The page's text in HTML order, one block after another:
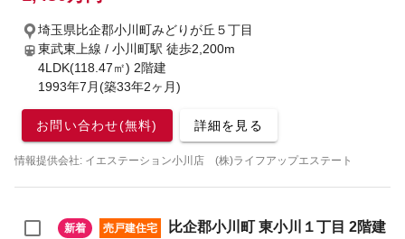
埼玉県比企郡小川町みどりが丘５丁目
東武東上線 / 小川町駅 徒歩2,200m
4LDK(118.47㎡) 2階建
1993年7月(築33年2ヶ月)
お問い合わせ(無料) 詳細を見る
情報提供会社: イエステーション小川店 (株)ライフアップエステート
新着 売戸建住宅
比企郡小川町 東小川１丁目 2階建